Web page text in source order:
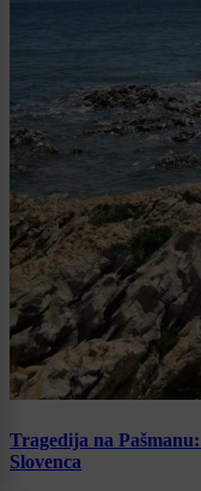
Tragedija na
Slovenca